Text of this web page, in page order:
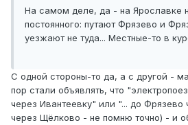
На самом деле, да - на Ярославке
постоянного: путают Фрязево и
уезжают не туда... Местные-то в
С одной стороны-то да, а с другой -
пор стали объявлять, что
через Ивантеевку" или "... до
через Щёлково - не помню точно) - и